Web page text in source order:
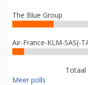
The Blue Group
Air-France-KLM-SAS(-
Totaal
Meer polls